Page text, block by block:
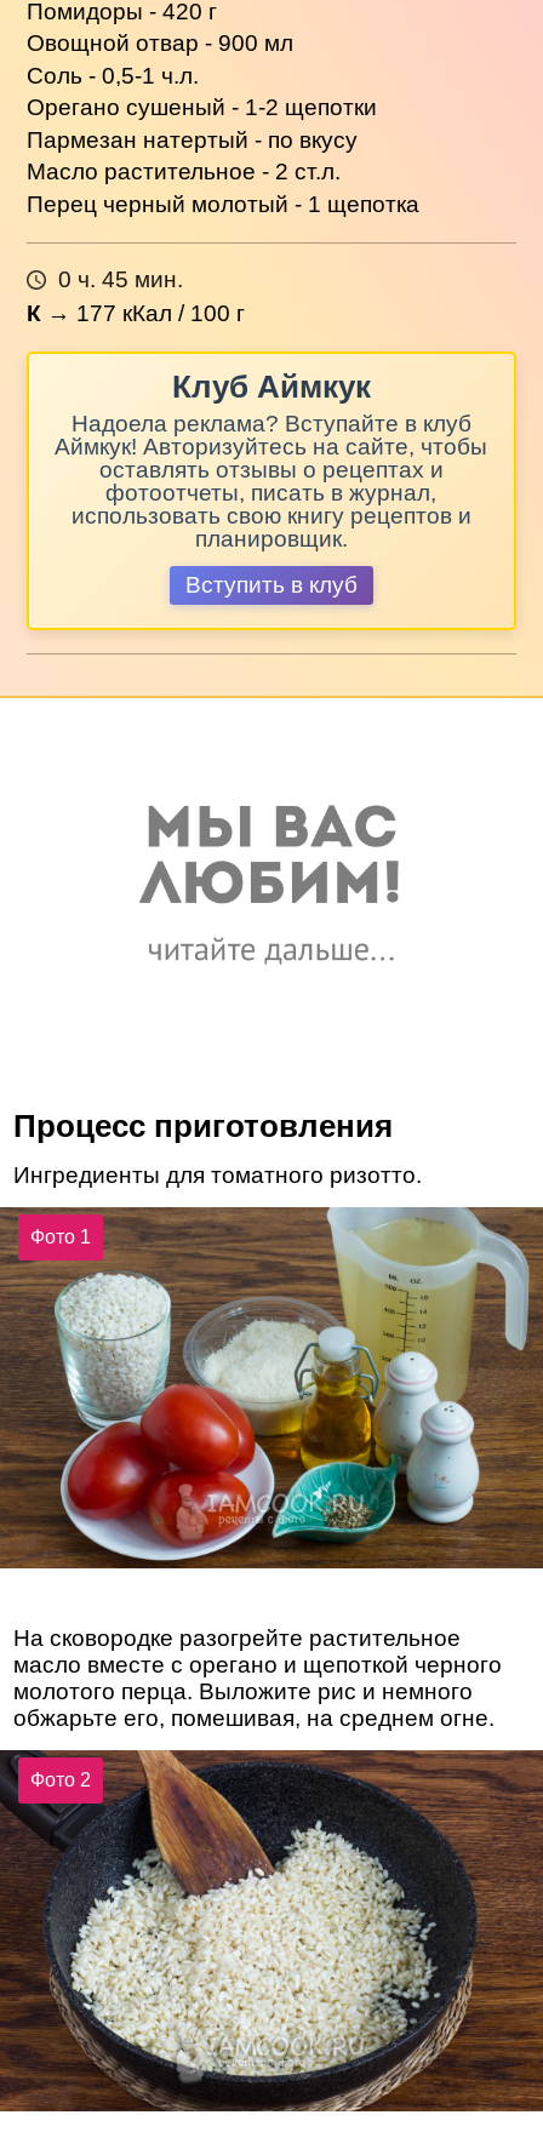
Помидоры - 420 г
Овощной отвар - 900 мл
Соль - 0,5-1 ч.л.
Орегано сушеный - 1-2 щепотки
Пармезан натертый - по вкусу
Масло растительное - 2 ст.л.
Перец черный молотый - 1 щепотка
0 ч. 45 мин.
К → 177 кКал / 100 г
Клуб Аймкук
Надоела реклама? Вступайте в клуб
Аймкук! Авторизуйтесь на сайте, чтобы
оставлять отзывы о рецептах и
фотоотчеты, писать в журнал,
использовать свою книгу рецептов и
планировщик.
Вступить в клуб
Процесс приготовления
Ингредиенты для томатного ризотто.
Фото 1
На сковородке разогрейте растительное
масло вместе с орегано и щепоткой черного
молотого перца. Выложите рис и немного
обжарьте его, помешивая, на среднем огне.
Фото 2